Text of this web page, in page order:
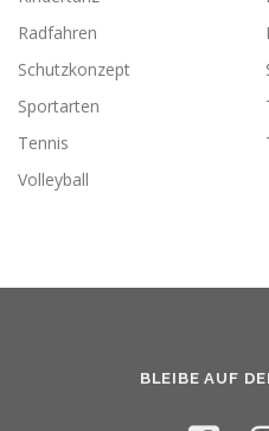
Radfahren
Schutzkonzept
Sportarten
Tennis
Volleyball
BLEIBE AUF